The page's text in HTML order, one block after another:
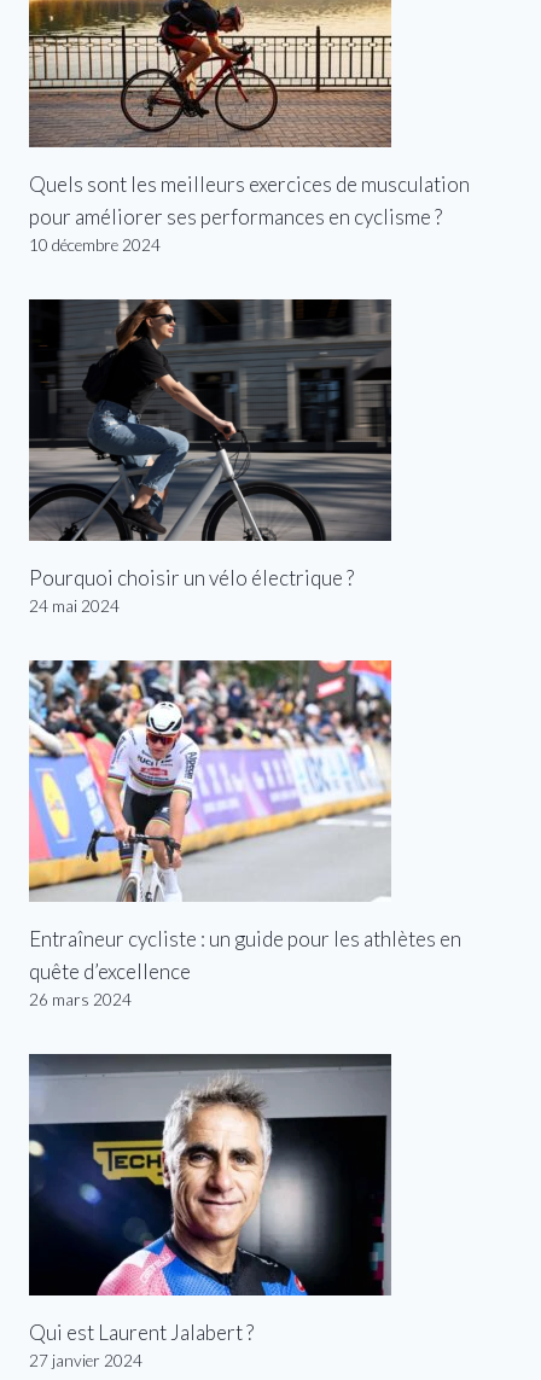
Quels sont les meilleurs exercices de musculation
pour améliorer ses performances en cyclisme ?
10 décembre 2024
Pourquoi choisir un vélo électrique ?
24 mai 2024
Entraîneur cycliste : un guide pour les athlètes en
quête d’excellence
26 mars 2024
Qui est Laurent Jalabert ?
27 janvier 2024